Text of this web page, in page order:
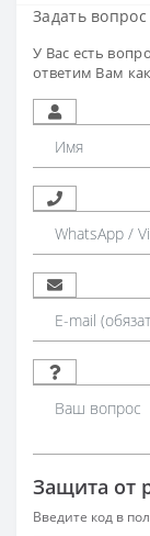
Задать вопрос
У Вас есть
ответим Вам
Защита от
Введите код в